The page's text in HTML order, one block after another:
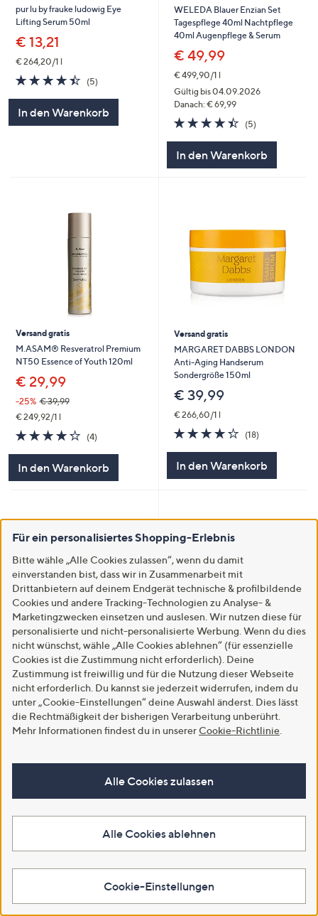
pur lu by frauke ludowig Eye
Lifting Serum 50ml
€ 13,21
€ 264,20/1 l
4.4
von
(5)
In den Warenkorb
WELEDA Blauer Enzian Set
Tagespflege 40ml Nachtpflege
40ml Augenpflege & Serum
€ 49,99
€ 499,90/1 l
Gültig bis 04.09.2026
Danach: € 69,99
4.4
von
(5)
In den Warenkorb
Versand gratis
M.ASAM® Resveratrol Premium
NT50 Essence of Youth 120ml
€ 29,99
-25% € 39,99
€ 249,92/1 l
4.2
von
(4)
In den Warenkorb
Versand gratis
MARGARET DABBS LONDON
Anti-Aging Handserum
Sondergröße 150ml
€ 39,99
€ 266,60/1 l
4.2
von
(18)
In den Warenkorb
Versand gratis
ALMIVITAL Weihrauchserum 8%
Weihrauchextrakt, Hyaluron,
Hanföl & Thermalwasser 200ml
€ 36,99
€ 184,95/1 l
In den Warenkorb
Versand gratis
M.ASAM® Vitamin C Orange
Shake Serum 70ml
€ 24,99
-16% € 29,99
€ 357,00/1 l
In den Warenkorb
Für ein personalisiertes Shopping-Erlebnis
Bitte wähle „Alle Cookies zulassen“, wenn du damit
einverstanden bist, dass wir in Zusammenarbeit mit
Drittanbietern auf deinem Endgerät technische & profilbildende
Cookies und andere Tracking-Technologien zu Analyse- &
Marketingzwecken einsetzen und auslesen. Wir nutzen diese für
personalisierte und nicht-personalisierte Werbung. Wenn du dies
nicht wünschst, wähle „Alle Cookies ablehnen“ (für essenzielle
Cookies ist die Zustimmung nicht erforderlich). Deine
Zustimmung ist freiwillig und für die Nutzung dieser Webseite
nicht erforderlich. Du kannst sie jederzeit widerrufen, indem du
unter „Cookie-Einstellungen“ deine Auswahl änderst. Dies lässt
die Rechtmäßigkeit der bisherigen Verarbeitung unberührt.
Mehr Informationen findest du in unserer Cookie-Richtlinie
Alle Cookies zulassen
Alle Cookies ablehnen
Cookie-Einstellungen